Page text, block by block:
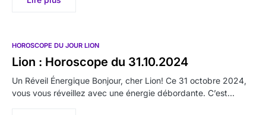
HOROSCOPE DU JOUR LION
Lion : Horoscope du 31.10.2024
Un Réveil Énergique Bonjour, cher Lion! Ce 31 octobre 2024,
vous vous réveillez avec une énergie débordante. C’est…